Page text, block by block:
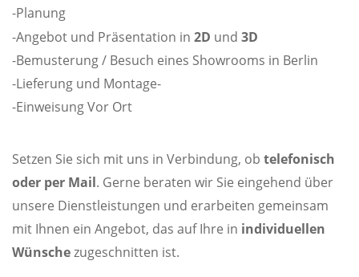
-Planung
-Angebot und Präsentation in 2D und 3D
-Bemusterung / Besuch eines Showrooms in Berlin
-Lieferung und Montage-
-Einweisung Vor Ort
Setzen Sie sich mit uns in Verbindung, ob telefonisch
oder per Mail. Gerne beraten wir Sie eingehend über
unsere Dienstleistungen und erarbeiten gemeinsam
mit Ihnen ein Angebot, das auf Ihre in individuellen
Wünschezugeschnitten ist.